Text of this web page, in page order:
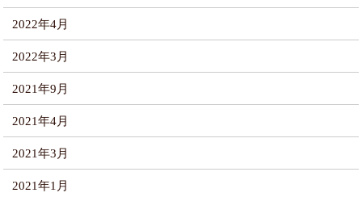
2022年4月
2022年3月
2021年9月
2021年4月
2021年3月
2021年1月